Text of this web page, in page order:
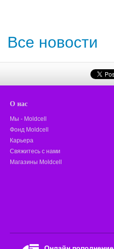
Все новости
О нас
Мы - Moldcell
Фонд Moldcell
Карьера
Свяжитесь с нами
Магазины Moldcell